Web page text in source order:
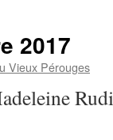
journal
Le
!
2017
Vieux Pérouges